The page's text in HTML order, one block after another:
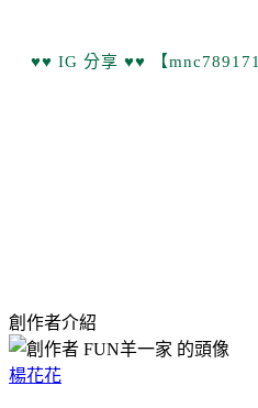
♥♥ IG 分享 ♥♥ 【mnc789171
創作者介紹
楊花花